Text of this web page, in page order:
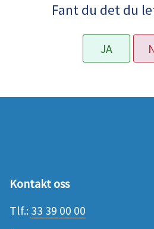
Fant du det du
JA
Kontakt oss
Tlf.: 33 39 00 00